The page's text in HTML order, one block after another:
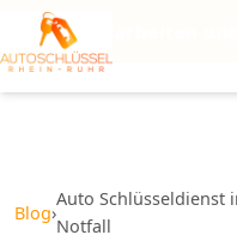
Schlüsselarbeiten
Blog›
Auto Schlüsseldienst
Notfall